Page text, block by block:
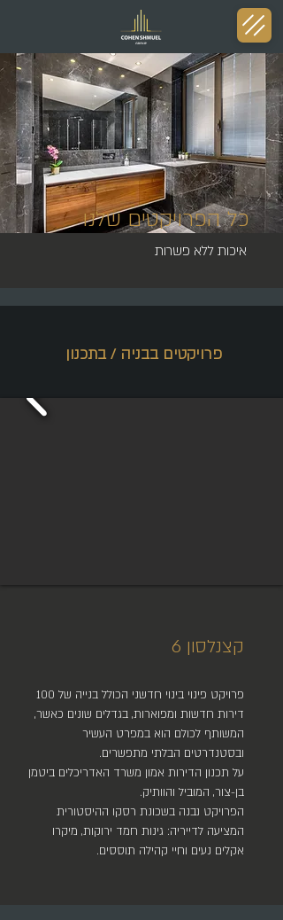
כל הפרויקטים שלנו
איכות ללא פשרות
פרויקטים בבניה / בתכנון
קצנלסון 6
פרויקט פינוי בינוי חדשני הכולל בנייה של 100
דירות חדשות ומפוארות, בגדלים שונים כאשר,
המשותף לכולם הוא במפרט העשיר
ובסטנדרטים הבלתי מתפשרים.
על תכנון הדירות אמון משרד האדריכלים ביטמן
בן-צור, המוביל והוותיק.
הפרויקט נבנה בשכונת רסקו ההיסטורית
המציעה לדייריה: גינות חמד ירוקות, מיקרו
אקלים נעים וחיי קהילה תוססים.